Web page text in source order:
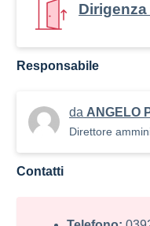
Responsabile
da ANGELO
Direttore
Contatti